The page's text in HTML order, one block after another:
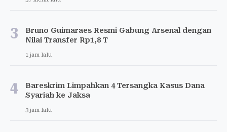
3
Bruno Guimaraes Resmi Gabung Arsenal dengan
Nilai Transfer Rp1,8 T
1 jam lalu
4
Bareskrim Limpahkan 4 Tersangka Kasus Dana
Syariah ke Jaksa
3 jam lalu